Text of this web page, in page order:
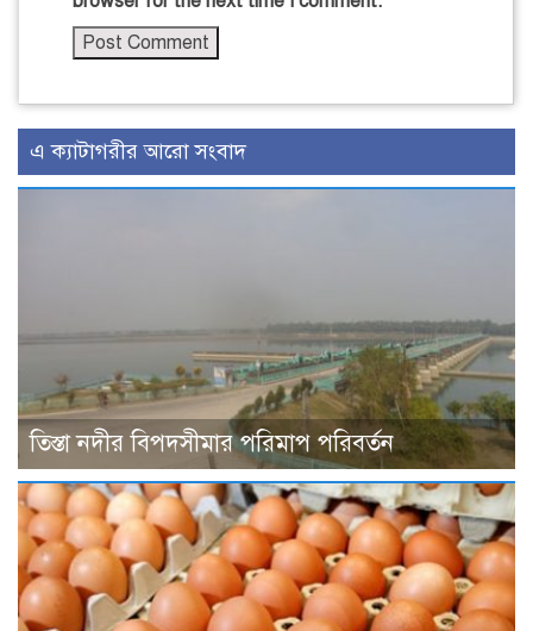
এ ক্যাটাগরীর আরো সংবাদ
তিস্তা নদীর বিপদসীমার পরিমাপ পরিবর্তন